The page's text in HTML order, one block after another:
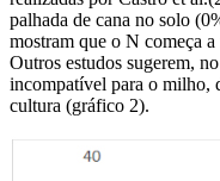
palhada de cana no solo
mostram que o N começa
Outros estudos sugerem,
incompatível para o milho,
cultura (gráfico 2).